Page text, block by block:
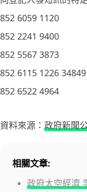
852 6059 1120
852 2241 9400
852 5567 3873
852 6115 1226 34849
852 6522 4964
資料來源： 政府新聞
相關文章:
政府太空經濟